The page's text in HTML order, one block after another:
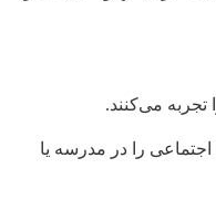
می‌کنند.
را در مدرسه یا